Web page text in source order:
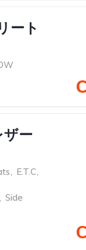
ート
ー
, E.T.C,
, Side